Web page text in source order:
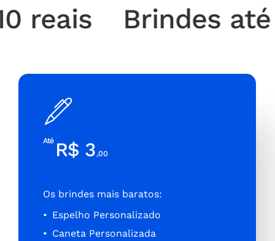
Brindes até
Até R$ 3,00
Os brindes mais baratos:
Espelho Personalizado
Caneta Personalizada